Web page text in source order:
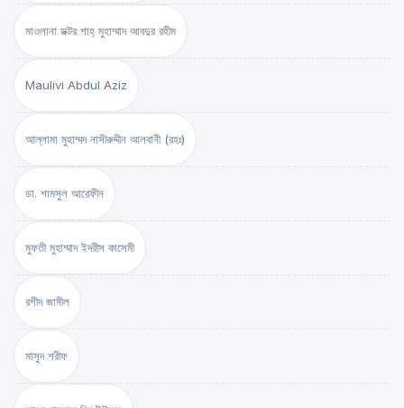
মাওলানা ডক্টর শাহ্‌ মুহাম্মাদ আবদুর রহীম
Maulivi Abdul Aziz
আল্লামা মুহাম্মদ নাসীরুদ্দীন আলবানী (রহঃ)
ডা. শামসুল আরেফীন
মুফতী মুহাম্মাদ ইদরীস কাসেমী
রশীদ জামীল
মাসুদ শরীফ